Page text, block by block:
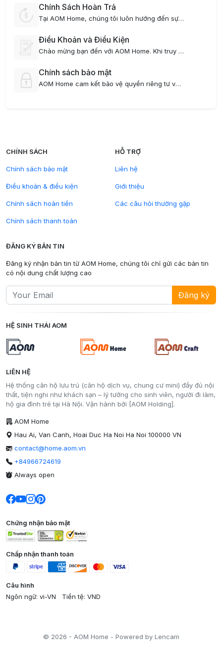
Chính Sách Hoàn Trả
Tại AOM Home, chúng tôi luôn hướng đến sự minh bạch và công bằng trong mọi chính sách, bao gồm cả chính sách hoàn trả tiền cọc và tiền thuê nhà. Dưới đây là các quy định cụ thể về việc hoàn trả khi khách hàng kết thúc hợp đồng:
Điều Khoản và Điều Kiện
Chào mừng bạn đến với AOM Home. Khi truy cập và sử dụng dịch vụ của chúng tôi, bạn đồng ý tuân thủ các Điều khoản và Điều kiện sau đây. Vui lòng đọc kỹ để đảm bảo bạn hiểu rõ các quyền và nghĩa vụ của mình.
Chính sách bảo mật
AOM Home cam kết bảo vệ quyền riêng tư và bảo mật thông tin cá nhân của khách hàng. Chính sách này giải thích cách chúng tôi thu thập, sử dụng và bảo vệ thông tin cá nhân khi bạn sử dụng dịch vụ của chúng tôi.
LIÊN HỆ
Hệ thống căn hộ lưu trú (căn hộ dịch vụ, chung cư mini) đầy đủ nội
thất, tiện nghi như khách sạn – lý tưởng cho sinh viên, người đi làm,
hộ gia đình trẻ tại Hà Nội. Vận hành bởi [AOM Holding].
AOM Home
Hau Ai, Van Canh, Hoai Duc Ha Noi Ha Noi 100000 VN
contact@home.aom.vn
+84966724619
Always open
CHÍNH SÁCH
Chính sách bảo mật
Điều khoản & điều kiện
Chính sách hoàn tiền
Chính sách thanh toán
HỖ TRỢ
Liên hệ
Giới thiệu
Các câu hỏi thường gặp
ĐĂNG KÝ BẢN TIN
Đăng ký nhận bản tin từ AOM Home, chúng tôi chỉ gửi các bản tin
có nội dung chất lượng cao
Đăng ký
HỆ SINH THÁI AOM
Chứng nhận bảo mật
Chấp nhận thanh toán
Câu hình
Ngôn ngữ: vi-VN
Tiền tệ: VND
© 2026 - AOM Home - Powered by Lencam